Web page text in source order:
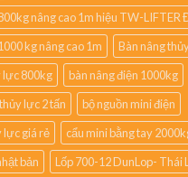
nâng cao 1m hiệu TW-LIFTER
kg nâng cao 1m
Bàn nâng
lực 800kg
bàn nâng điện 1000kg
lực 2 tấn
bộ nguồn mini điện
lực giá rẻ
cẩu mini bằng tay
bản
Lốp 700-12 DunLop- Thái